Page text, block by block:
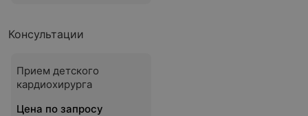
Консультации
Прием детского
кардиохирурга
Цена по запросу